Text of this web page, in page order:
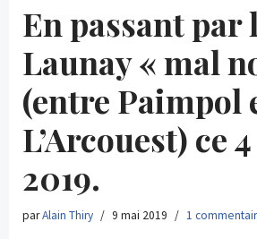
En passant par
Launay « mal
(entre Paimpol
L’Arcouest) ce
2019.
parAlain Thiry 9 mai 2019 1